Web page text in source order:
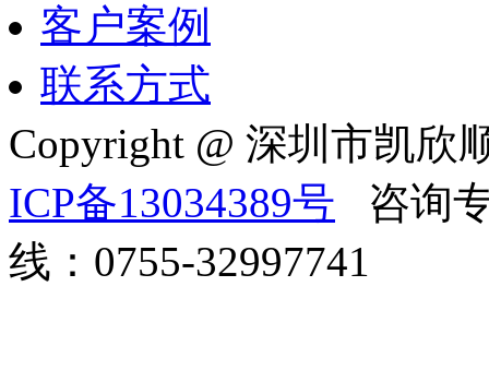
客户案例
联系方式
Copyright @ 深圳市凯
ICP备13034389号 咨询
线：0755-32997741